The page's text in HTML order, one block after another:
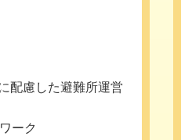
慮した避難所運営
ーク